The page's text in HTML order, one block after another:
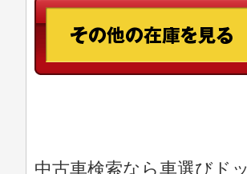
中古車検索なら車選びド